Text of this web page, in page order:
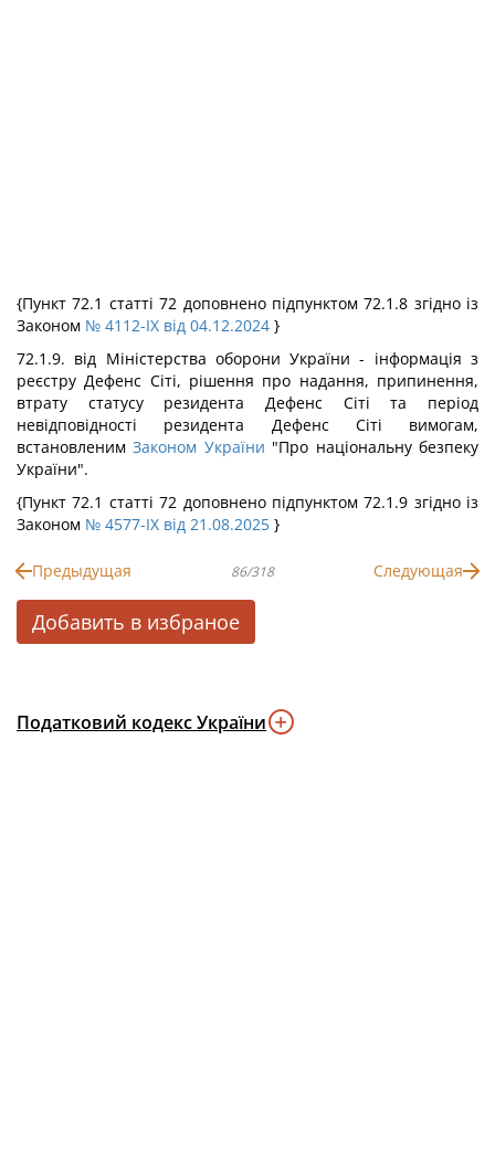
{Пункт 72.1 статті 72 доповнено підпунктом 72.1.8 згідно із
Законом № 4112-IX від 04.12.2024 }
72.1.9. від Міністерства оборони України - інформація з
реєстру Дефенс Сіті, рішення про надання, припинення,
втрату статусу резидента Дефенс Сіті та період
невідповідності резидента Дефенс Сіті вимогам,
встановленимЗаконом України "Про національну безпеку
України".
{Пункт 72.1 статті 72 доповнено підпунктом 72.1.9 згідно із
Законом № 4577-IX від 21.08.2025 }
Предыдущая 86/318 Следующая
Добавить в избраное
Податковий кодекс України